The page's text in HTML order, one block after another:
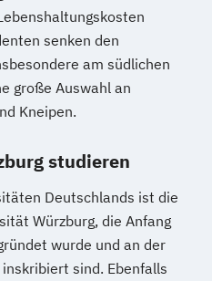
senken den
am südlichen
große Auswahl an
Kneipen.
studieren
Deutschlands ist die
Würzburg, die Anfang
wurde und an der
sind. Ebenfalls